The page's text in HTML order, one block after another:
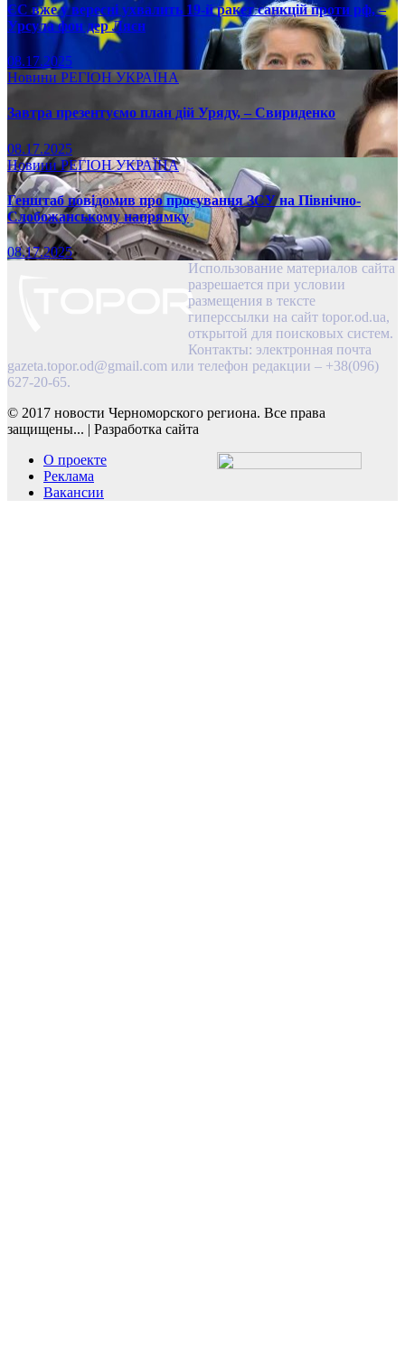
ЄС вже у вересні ухвалить 19-й ракет санкцій проти рф, –
Урсула фон дер Ляєн
08.17.2025
Новини РЕГІОН УКРАЇНА
Завтра презентуємо план дій Уряду, – Свириденко
08.17.2025
НовиниРЕГІОНУКРАЇНА
Генштаб повідомив про просування ЗСУ на Північно-
Слобожанському напрямку
08.17.2025
Использование материалов сайта
разрешается при условии
размещения в тексте
гиперссылки на сайт topor.od.ua,
открытой для поисковых систем.
Контакты: электронная почта
gazeta.topor.od@gmail.com или телефон редакции – +38(096)
627-20-65.
© 2017 новости Черноморского региона. Все права
защищены... | Разработка сайта
О проекте
Реклама
Вакансии